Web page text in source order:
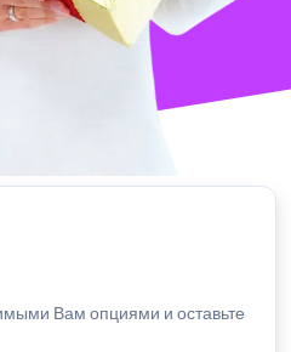
Вам опциями и оставьте